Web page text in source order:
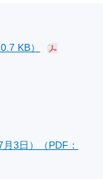
KB）
3日）（PDF：